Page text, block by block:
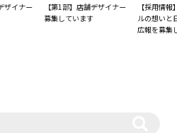
【第1部】店舗デザイナー
募集しています
【採用情報】コトスタイ
ルの想いと日常を伝える
広報を募集します